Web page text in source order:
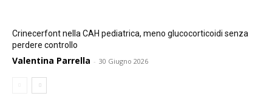
Crinecerfont nella CAH pediatrica, meno glucocorticoidi senza
perdere controllo
Valentina Parrella - 30 Giugno 2026